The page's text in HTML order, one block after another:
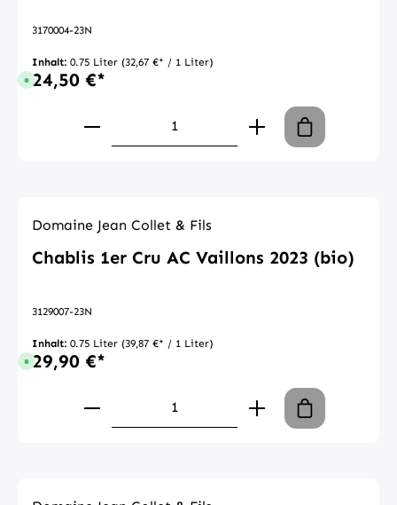
3170004-23N
Inhalt: 0.75 Liter (32,67 €* / 1 Liter)
Sofort verfügbar, Lieferzeit: 1-3 Tage
24,50 €*
Produkt Anzahl: Gib den
Domaine Jean Collet & Fils
Chablis 1er Cru AC Vaillons 2023 (bio)
3129007-23N
Inhalt: 0.75 Liter (39,87 €* / 1 Liter)
Sofort verfügbar, Lieferzeit: 1-3 Tage
29,90 €*
Produkt Anzahl: Gib den